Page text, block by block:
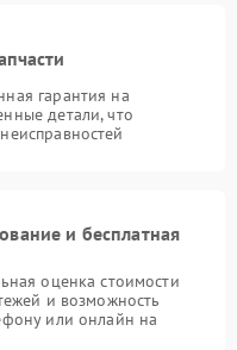
гарантия на
детали, что
и бесплатная
оценка стоимости
и возможность
или онлайн на